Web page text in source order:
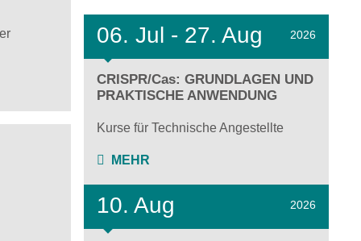
06. Jul - 27. Aug 2026
CRISPR/Cas: GRUNDLAGEN UND
PRAKTISCHE ANWENDUNG
Kurse für Technische Angestellte
MEHR
10. Aug 2026